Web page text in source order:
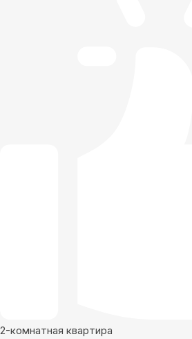
2-комнатная квартира